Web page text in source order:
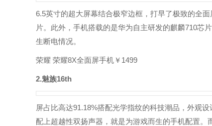
6.5英寸的超大屏幕结合极窄边框，打早了极致的全
片。此外，手机搭载的是华为自主研发的麒麟710芯
生断电情况。
荣耀 荣耀8X全面屏手机￥1499
2.魅族16th
屏占比高达91.18%搭配光学指纹的科技潮品，外观
配上超越性双扬声器，就是为游戏而生的手机配置